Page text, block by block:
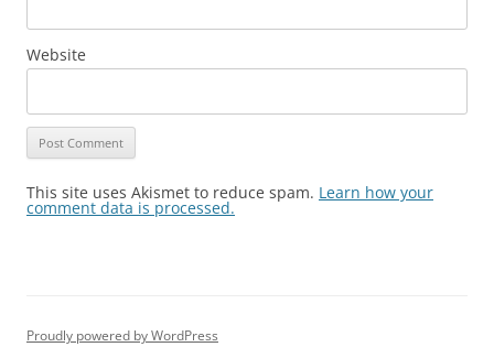
Website
This site uses Akismet to reduce spam. Learn how your
comment data is processed.
Proudly powered by WordPress